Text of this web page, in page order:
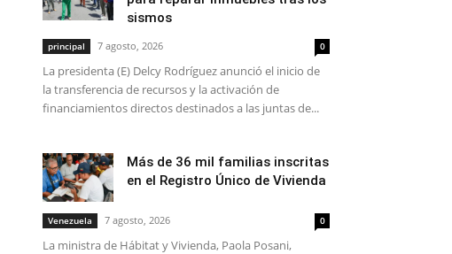
sismos
principal 7 agosto, 2026 0
La presidenta (E) Delcy Rodríguez anunció el inicio de
la transferencia de recursos y la activación de
financiamientos directos destinados a las juntas de...
Más de 36 mil familias inscritas
en el Registro Único de Vivienda
Venezuela 7 agosto, 2026 0
La ministra de Hábitat y Vivienda, Paola Posani,